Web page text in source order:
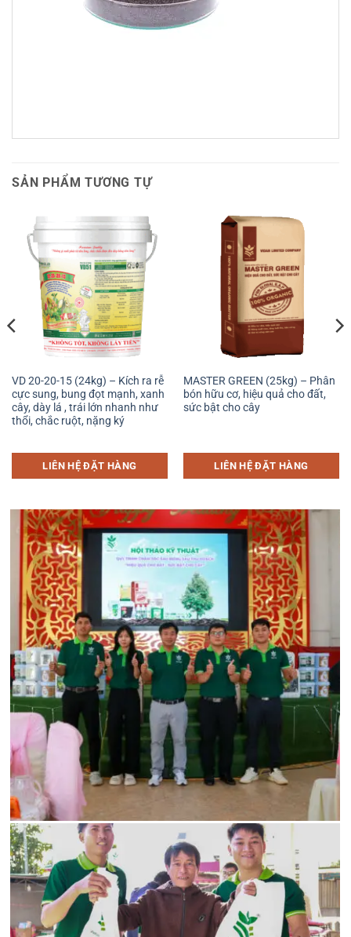
SẢN PHẨM TƯƠNG TỰ
VD 20-20-15 (24kg) – Kích ra rễ
cực sung, bung đọt mạnh, xanh
cây, dày lá , trái lớn nhanh như
thổi, chắc ruột, nặng ký
LIÊN HỆ ĐẶT HÀNG
MASTER GREEN (25kg) – Phân
bón hữu cơ, hiệu quả cho đất,
sức bật cho cây
LIÊN HỆ ĐẶT HÀNG